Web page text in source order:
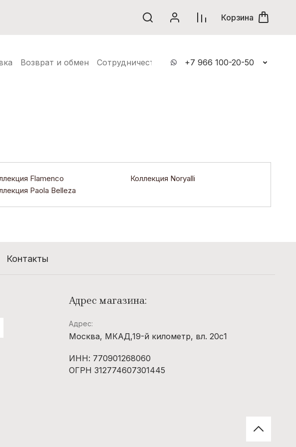
Корзина
Возврат и обмен Сотрудничество Контакты
+7 966 100-20-50
Flamenco
Коллекция Noryalli
Paola Belleza
Контакты
Адрес магазина:
Адрес:
Москва, МКАД,19-й километр, вл. 20с1
ИНН: 770901268060
ОГРН 312774607301445